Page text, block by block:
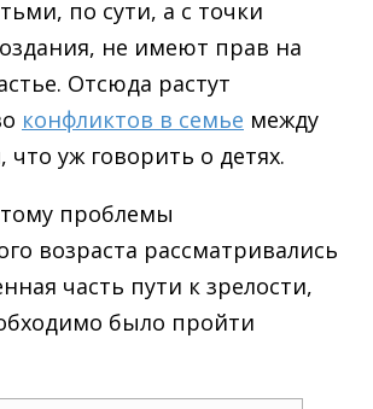
по сути, а с точки
не имеют прав на
Отсюда растут
конфликтов в семье между
что уж говорить о детях.
проблемы
возраста рассматривались
часть пути к зрелости,
было пройти